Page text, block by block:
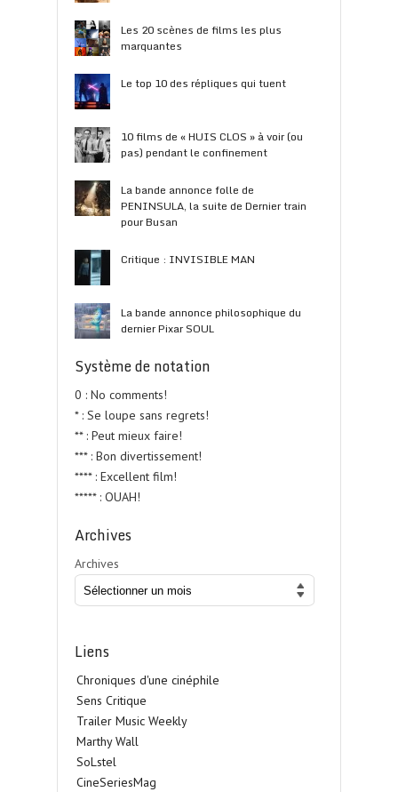
Les 20 scènes de films les plus
marquantes
Le top 10 des répliques qui tuent
10 films de « HUIS CLOS » à voir (ou
pas) pendant le confinement
La bande annonce folle de
PENINSULA, la suite de Dernier train
pour Busan
Critique : INVISIBLE MAN
La bande annonce philosophique du
dernier Pixar SOUL
Système de notation
0 : No comments!
* : Se loupe sans regrets!
** : Peut mieux faire!
*** : Bon divertissement!
**** : Excellent film!
***** : OUAH!
Archives
Archives
Liens
Chroniques d'une cinéphile
Sens Critique
Trailer Music Weekly
Marthy Wall
SoLstel
CineSeriesMag